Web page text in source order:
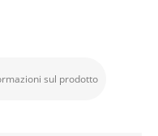
sul prodotto